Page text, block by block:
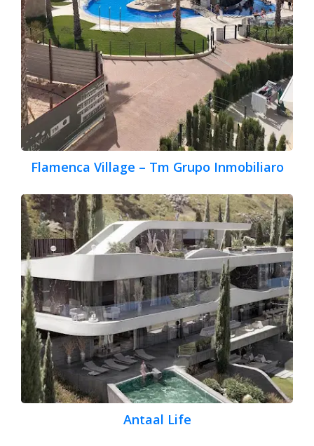
Flamenca Village – Tm Grupo Inmobiliaro
Antaal Life